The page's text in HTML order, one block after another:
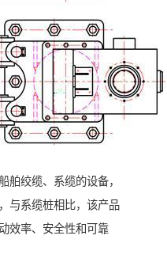
舶绞缆、系缆的设备，
与系缆桩相比，该产品
效率、安全性和可靠